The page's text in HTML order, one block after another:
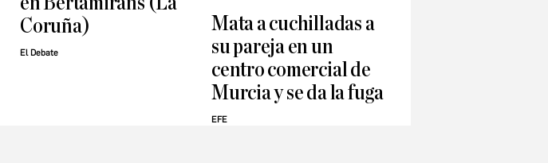
Coruña)
El Debate
Mata a cuchilladas a
su pareja en un
centro comercial de
Murcia y se da la fuga
EFE